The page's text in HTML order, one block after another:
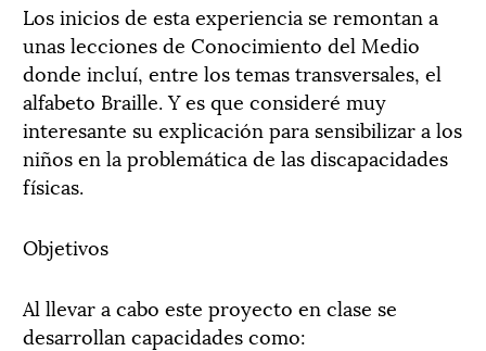
Los inicios de esta experiencia se remontan a
unas lecciones de Conocimiento del Medio
donde incluí, entre los temas transversales, el
alfabeto Braille. Y es que consideré muy
interesante su explicación para sensibilizar a los
niños en la problemática de las discapacidades
físicas.
Objetivos
Al llevar a cabo este proyecto en clase se
desarrollan capacidades como: